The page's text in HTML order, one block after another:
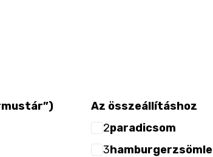
Az összeállításhoz
2paradicsom
3hamburgerzsömle